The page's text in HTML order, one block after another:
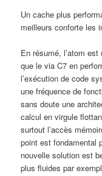
Un cache plus
meilleurs conforte les
En résumé, l’atom
que le via C7 en
l’exécution de code
une fréquence de
sans doute une
calcul en virgule
surtout l’accès
point est fondamental
nouvelle solution est
plus fluides par